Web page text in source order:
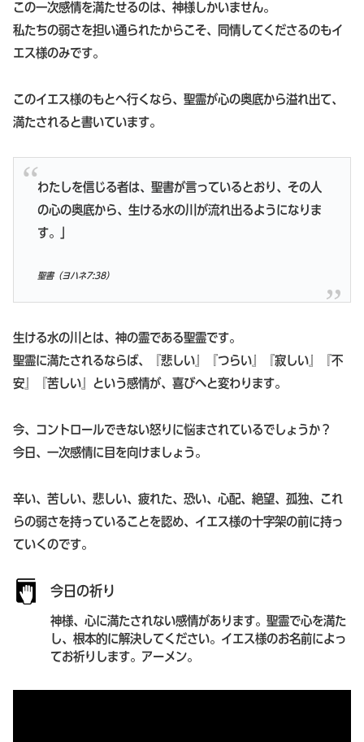
この一次感情を満たせるのは、神様しかいません。
私たちの弱さを担い通られたからこそ、同情してくださるのもイ
エス様のみです。
このイエス様のもとへ行くなら、聖霊が心の奥底から溢れ出て、
満たされると書いています。
わたしを信じる者は、聖書が言っているとおり、その人
の心の奥底から、生ける水の川が流れ出るようになりま
す。」
聖書（ヨハネ7:38）
生ける水の川とは、神の霊である聖霊です。
聖霊に満たされるならば、『悲しい』『つらい』『寂しい』『不
安』『苦しい』という感情が、喜びへと変わります。
今、コントロールできない怒りに悩まされているでしょうか？
今日、一次感情に目を向けましょう。
辛い、苦しい、悲しい、疲れた、恐い、心配、絶望、孤独、これ
らの弱さを持っていることを認め、イエス様の十字架の前に持っ
ていくのです。
今日の祈り
神様、心に満たされない感情があります。聖霊で心を満た
し、根本的に解決してください。イエス様のお名前によっ
てお祈りします。アーメン。